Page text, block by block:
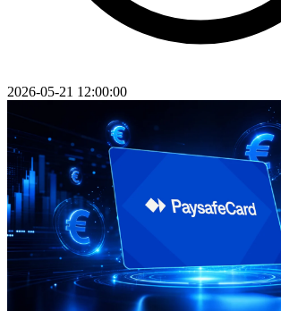
2026-05-21 12:00:00